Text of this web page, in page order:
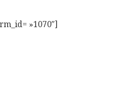
»1070″]